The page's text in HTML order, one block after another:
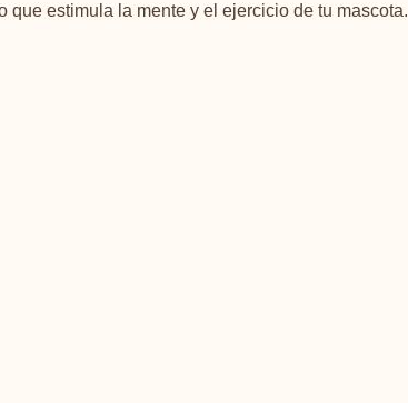
que estimula la mente y el ejercicio de tu mascota.